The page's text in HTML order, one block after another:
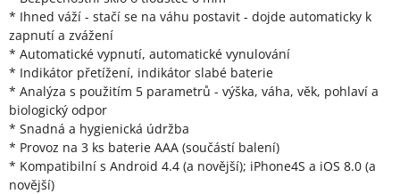
* Ihned váží - stačí se na váhu postavit - dojde automaticky k
zapnutí a zvážení
* Automatické vypnutí, automatické vynulování
* Indikátor přetížení, indikátor slabé baterie
* Analýza s použitím 5 parametrů - výška, váha, věk, pohlaví a
biologický odpor
* Snadná a hygienická údržba
* Provoz na 3 ks baterie AAA (součástí balení)
* Kompatibilní s Android 4.4 (a novější); iPhone4S a iOS 8.0 (a
novější)